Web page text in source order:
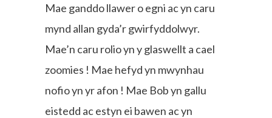
Mae ganddo llawer o egni ac yn caru
mynd allan gyda’r gwirfyddolwyr.
Mae’n caru rolio yn y glaswellt a cael
zoomies ! Mae hefyd yn mwynhau
nofio yn yr afon ! Mae Bob yn gallu
eistedd ac estyn ei bawen ac yn